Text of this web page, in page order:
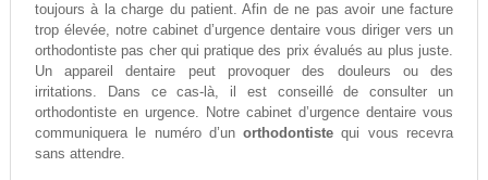
toujours à la charge du patient. Afin de ne pas avoir une facture
trop élevée, notre cabinet d’urgence dentaire vous diriger vers un
orthodontiste pas cher qui pratique des prix évalués au plus juste.
Un appareil dentaire peut provoquer des douleurs ou des
irritations. Dans ce cas-là, il est conseillé de consulter un
orthodontiste en urgence. Notre cabinet d’urgence dentaire vous
communiquera le numéro d’unorthodontiste qui vous recevra
sans attendre.